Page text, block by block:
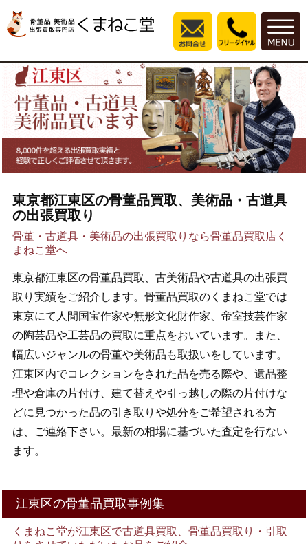
東京都江東区の骨董品買取、美術品・古道具
の出張買取り
骨董・古道具・美術品の出張買取りなら骨董品買取店く
まねこ堂へ
東京都江東区の骨董品買取、古美術品や古道具の出張買
取り実績をご紹介します。骨董品買取のくまねこ堂では
東京にて人間国宝作家や無形文化財作家、帝室技芸作家
の陶芸品や工芸品の買取に重点をおいています。また、
幅広いジャンルの骨董や美術品も取扱いをしています。
江東区内でコレクションをされた品を売る際や、遺品整
理や倉庫の片付け、建て替えや引っ越しの際の片付けな
どに見つかった品の引き取りや処分をご希望される方
は、ご連絡下さい。最新の相場に基づいた査定を行ない
ます。
江東区の骨董品買取事例集
くまねこ堂が江東区で古道具買取、骨董品買取り・引取